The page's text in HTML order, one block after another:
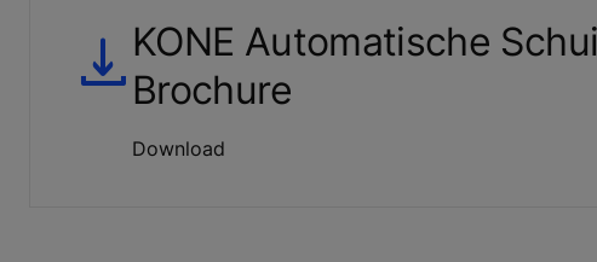
KONE Automatische
Brochure
Download